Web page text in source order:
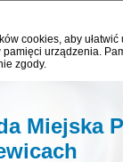
cookies, aby
urządzenia.
zgody.
Miejska